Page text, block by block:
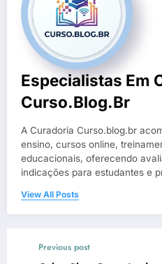
Especialistas Em
Curso.blog.br
A Curadoria Curso.blog.br
ensino, cursos online,
educacionais, oferecendo
indicações para estudantes e
View All Posts
Previous post